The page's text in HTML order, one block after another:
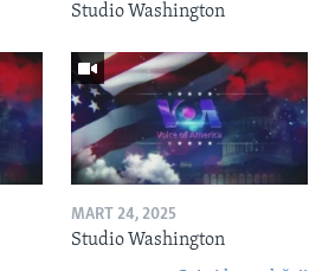
Studio Washington
MART 24, 2025
Studio Washington